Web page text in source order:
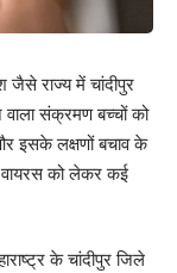
जैसे राज्य में चांदीपुर
संक्रमण बच्चों को
इसके लक्षणों बचाव के
को लेकर कई
के चांदीपुर जिले